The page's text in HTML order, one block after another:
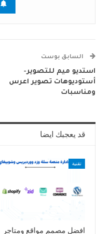
السابق بوست
استديو ميم للتصوير-
أستوديوهات تصوير اعرس
ومناسبات
قد يعجبك ايضا
تقنية
افضل مصمم مواقع ومتاجر